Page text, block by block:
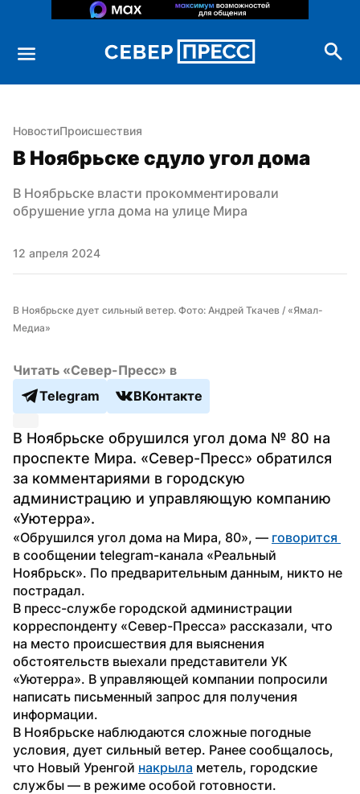
НовостиПроисшествия
В Ноябрьске сдуло угол дома
В Ноябрьске власти прокомментировали
обрушение угла дома на улице Мира
12 апреля 2024
В Ноябрьске дует сильный ветер. Фото: Андрей Ткачев / «Ямал-
Медиа»
Читать «Север-Пресс» в
Telegram
ВКонтакте
В Ноябрьске обрушился угол дома № 80 на
проспекте Мира. «Север-Пресс» обратился
за комментариями в городскую
администрацию и управляющую компанию
«Уютерра».
«Обрушился угол дома на Мира, 80», —
в сообщении telegram-канала «Реальный
Ноябрьск». По предварительным данным, никто не
пострадал.
В пресс-службе городской администрации
корреспонденту «Север-Пресса» рассказали, что
на место происшествия для выяснения
обстоятельств выехали представители УК
«Уютерра». В управляющей компании попросили
написать письменный запрос для получения
информации.
В Ноябрьске наблюдаются сложные погодные
условия, дует сильный ветер. Ранее сообщалось,
что Новый Уренгой накрыла метель, городские
службы — в режиме особой готовности.